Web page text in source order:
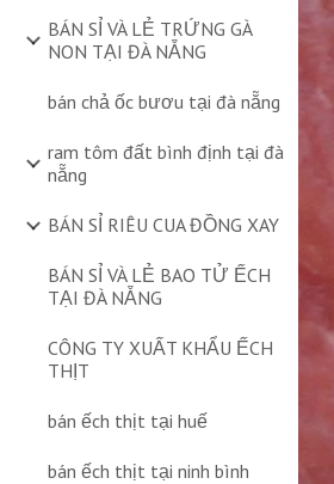
BÁN SỈ VÀ LẺ TRỨNG GÀ
NON TẠI ĐÀ NẴNG
bán chả ốc bươu tại đà nẵng
ram tôm đất bình định tại đà
nẵng
BÁN SỈ RIÊU CUA ĐỒNG XAY
BÁN SỈ VÀ LẺ BAO TỬ ẾCH
TẠI ĐÀ NẴNG
CÔNG TY XUẤT KHẨU ẾCH
THỊT
bán ếch thịt tại huế
bán ếch thịt tại ninh bình